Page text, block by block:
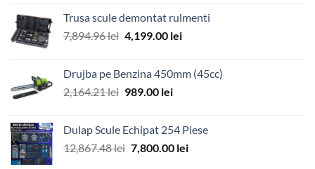
fost:
571.86 lei.
35.00 lei.
Trusa scule demontat rulmenti
7,894.96lei Prețul
fost:
7,894.96 lei.
4,199.00 leiPrețul
4,199.00 lei.
Drujba pe Benzina 450mm (45cc)
2,164.21lei Prețul
fost:
2,164.21 lei.
989.00 leiPrețul
989.00 lei.
Dulap Scule Echipat 254 Piese
12,867.48lei Prețul
7,800.00 leiPrețul